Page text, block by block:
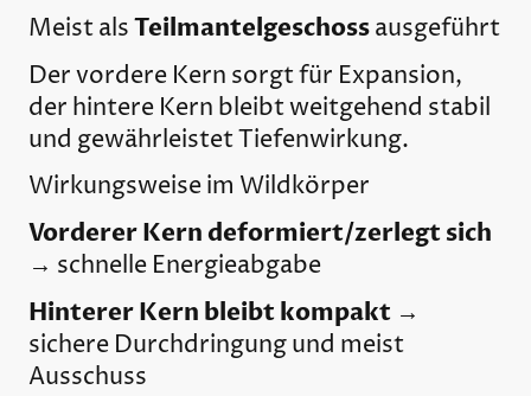
Meist alsTeilmantelgeschossausgeführt
Der vordere Kern sorgt für Expansion,
der hintere Kern bleibt weitgehend stabil
und gewährleistet Tiefenwirkung.
Wirkungsweise im Wildkörper
Vorderer Kern deformiert/zerlegt sich
→ schnelle Energieabgabe
Hinterer Kern bleibt kompakt →
sichere Durchdringung und meist
Ausschuss